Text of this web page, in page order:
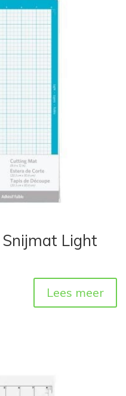
Light
Lees meer